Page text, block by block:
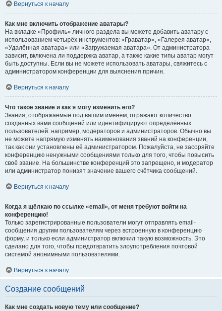
Вернуться к началу
Как мне включить отображение аватары?
На вкладке «Профиль» личного раздела вы можете добавить аватару с
использованием четырёх инструментов: «Граватар», «Галерея аватар»,
«Удалённая аватара» или «Загружаемая аватара». От администратора
зависит, включена ли поддержка аватар, а также какие типы аватар могут
быть доступны. Если вы не можете использовать аватары, свяжитесь с
администратором конференции для выяснения причин.
Вернуться к началу
Что такое звание и как я могу изменить его?
Звания, отображаемые под вашим именем, отражают количество
созданных вами сообщений или идентифицируют определённых
пользователей: например, модераторов и администраторов. Обычно вы
не можете напрямую изменять наименования званий на конференции,
так как они установлены её администратором. Пожалуйста, не засоряйте
конференцию ненужными сообщениями только для того, чтобы повысить
своё звание. На большинстве конференций это запрещено, и модератор
или администратор понизят значение вашего счётчика сообщений.
Вернуться к началу
Когда я щёлкаю по ссылке «email», от меня требуют войти на
конференцию!
Только зарегистрированные пользователи могут отправлять email-
сообщения другим пользователям через встроенную в конференцию
форму, и только если администратор включил такую возможность. Это
сделано для того, чтобы предотвратить злоупотребления почтовой
системой анонимными пользователями.
Вернуться к началу
Создание сообщений
Как мне создать новую тему или сообщение?